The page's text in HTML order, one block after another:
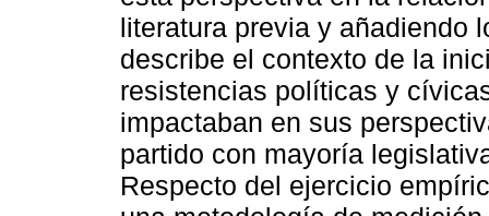
literatura previa y añadiendo
describe el contexto de la
resistencias políticas y
impactaban en sus
partido con mayoría
Respecto del ejercicio